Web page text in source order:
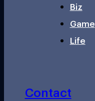
Biz
Game
Life
Contact